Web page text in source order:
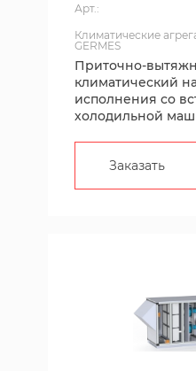
Арт.:
Климатические
GERMES
Приточно-
климатический
исполнения со
холодильной
Заказать